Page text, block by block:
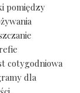
pomiędzy
cotygodniowa
dla